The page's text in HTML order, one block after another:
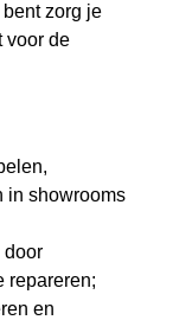
zorg je
voor de
in showrooms
door
repareren;
en